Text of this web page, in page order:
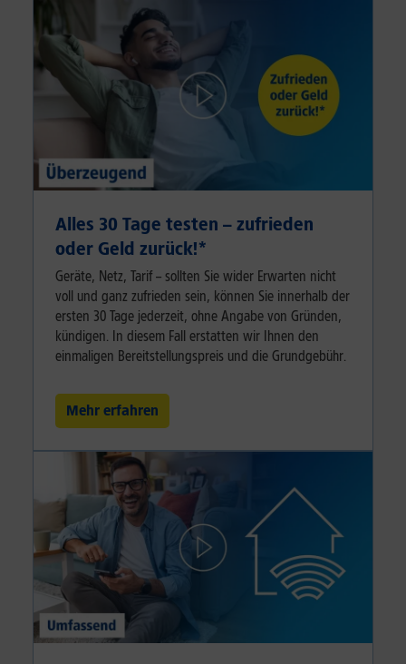
Alles 30 Tage testen – zufrieden
oder Geld zurück!⁠*
Geräte, Netz, Tarif – sollten Sie wider Erwarten nicht
voll und ganz zufrieden sein, können Sie innerhalb der
ersten 30 Tage jederzeit, ohne Angabe von Gründen,
kündigen. In diesem Fall erstatten wir Ihnen den
einmaligen Bereitstellungspreis und die Grundgebühr.
Mehr erfahren